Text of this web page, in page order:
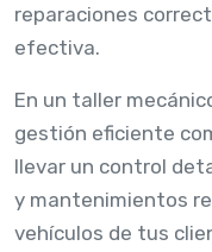
reparaciones
efectiva.
En un taller
gestión eficiente
llevar un control
y mantenimientos
vehículos de tus